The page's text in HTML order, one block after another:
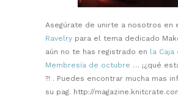
Asegúrate de unirte a nosotros en
Ravelry para el tema dedicado
aún no te has registrado en la Caja
Membresía de octubre … ¡¿qué
?! . Puedes encontrar mucha mas
su pag. http://